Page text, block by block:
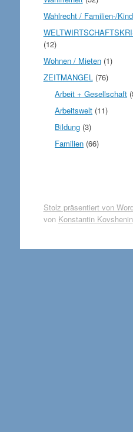
Wahlrecht / Familien-/
(12)
Wohnen / Mieten(1)
ZEITMANGEL (76)
Arbeit + Gesellschaft
Arbeitswelt (11)
Bildung (3)
Familien (66)
Stolz präsentiert von
von Konstantin Kovshenin